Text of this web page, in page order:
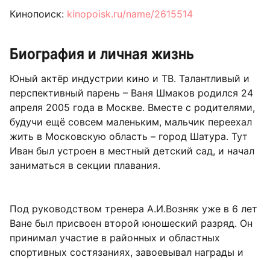
Кинопоиск: kinopoisk.ru/name/2615514
Биография и личная жизнь
Юный актёр индустрии кино и ТВ. Талантливый и
перспективный парень – Ваня Шмаков родился 24
апреля 2005 года в Москве. Вместе с родителями,
будучи ещё совсем маленьким, мальчик переехал
жить в Московскую область – город Шатура. Тут
Иван был устроен в местный детский сад, и начал
заниматься в секции плавания.
Под руководством тренера А.И.Возняк уже в 6 лет
Ване был присвоен второй юношеский разряд. Он
принимал участие в районных и областных
спортивных состязаниях, завоевывал награды и